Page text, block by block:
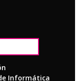
Informática